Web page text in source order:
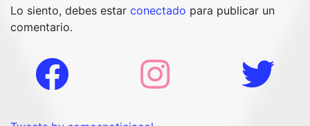
Lo siento, debes estar conectado para publicar un
comentario.